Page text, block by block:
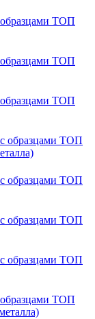
ТОП
ТОП
ТОП
образцами ТОП
образцами ТОП
образцами ТОП
образцами ТОП
ТОП